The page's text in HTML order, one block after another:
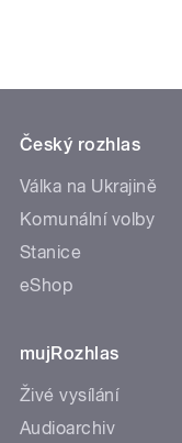
Český rozhlas
Válka na Ukrajině
Komunální volby
Stanice
eShop
mujRozhlas
Živé vysílání
Audioarchiv